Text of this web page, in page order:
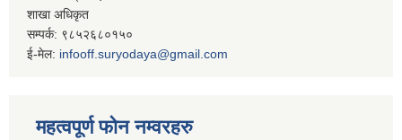
शाखा अधिकृत
सम्पर्क: ९८५२६८०१५०
ई-मेल: infooff.suryodaya@gmail.com
महत्वपूर्ण फोन नम्वरहरु